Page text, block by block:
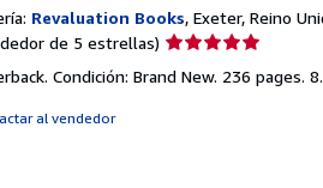
Revaluation Books, Exeter, Reino
de 5 estrellas) Calificación
vendedor:
Condición: Brand New. 236 pages.
al vendedor